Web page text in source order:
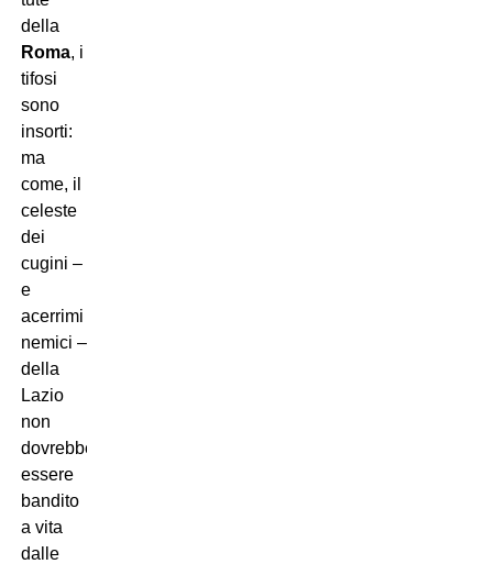
della
Roma, i
tifosi
sono
insorti:
ma
come, il
celeste
dei
cugini –
e
acerrimi
nemici –
della
Lazio
non
dovrebbe
essere
bandito
a vita
dalle